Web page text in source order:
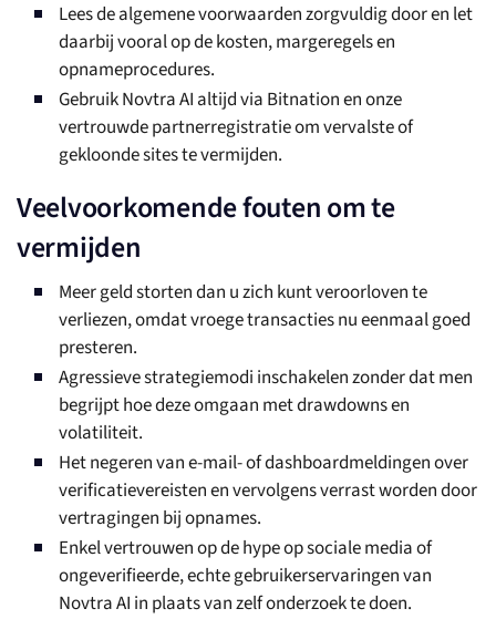
Lees de algemene voorwaarden zorgvuldig door en let
daarbij vooral op de kosten, margeregels en
opnameprocedures.
Gebruik Novtra AI altijd via Bitnation en onze
vertrouwde partnerregistratie om vervalste of
gekloonde sites te vermijden.
Veelvoorkomende fouten om te
vermijden
Meer geld storten dan u zich kunt veroorloven te
verliezen, omdat vroege transacties nu eenmaal goed
presteren.
Agressieve strategiemodi inschakelen zonder dat men
begrijpt hoe deze omgaan met drawdowns en
volatiliteit.
Het negeren van e-mail- of dashboardmeldingen over
verificatievereisten en vervolgens verrast worden door
vertragingen bij opnames.
Enkel vertrouwen op de hype op sociale media of
ongeverifieerde, echte gebruikerservaringen van
Novtra AI in plaats van zelf onderzoek te doen.